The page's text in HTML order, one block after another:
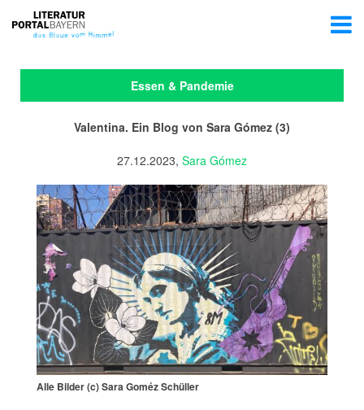
Essen & Pandemie
Valentina. Ein Blog von Sara Gómez (3)
27.12.2023, Sara Gómez
Alle Bilder (c) Sara Goméz Schüller